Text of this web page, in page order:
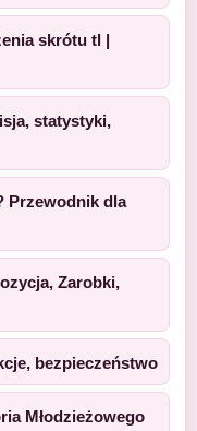
skrótu tl |
statystyki,
Przewodnik dla
Zarobki,
bezpieczeństwo
Młodzieżowego